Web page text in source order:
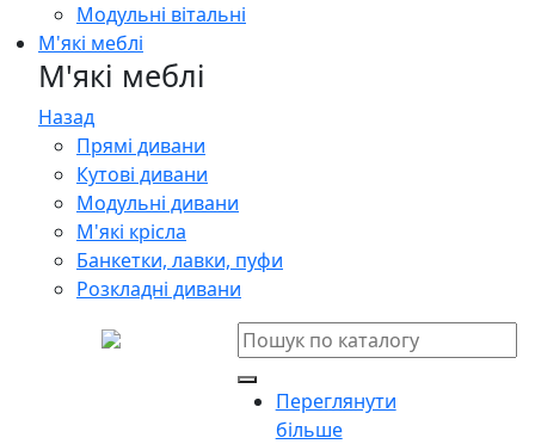
Модульні вітальні
М'які меблі
М'які меблі
Назад
Прямі дивани
Кутові дивани
Модульні дивани
М'які крісла
Банкетки, лавки, пуфи
Розкладні дивани
Переглянути
більше